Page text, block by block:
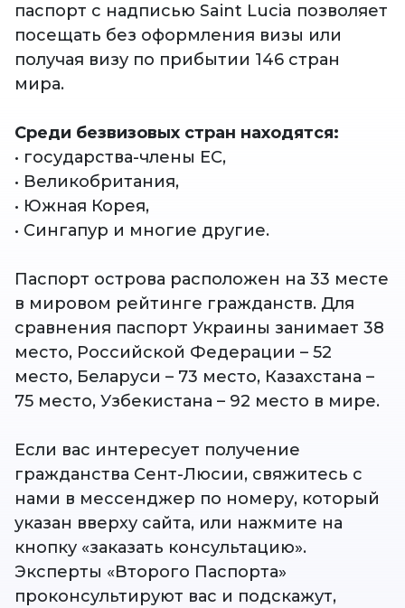
паспорт с надписью Saint Lucia позволяет
посещать без оформления визы или
получая визу по прибытии 146 стран
мира.
Среди безвизовых стран находятся:
• государства-члены ЕС,
• Великобритания,
• Южная Корея,
• Сингапур и многие другие.
Паспорт острова расположен на 33 месте
в мировом рейтинге гражданств. Для
сравнения паспорт Украины занимает 38
место, Российской Федерации – 52
место, Беларуси – 73 место, Казахстана –
75 место, Узбекистана – 92 место в мире.
Если вас интересует получение
гражданства Сент-Люсии, свяжитесь с
нами в мессенджер по номеру, который
указан вверху сайта, или нажмите на
кнопку «заказать консультацию».
Эксперты «Второго Паспорта»
проконсультируют вас и подскажут,